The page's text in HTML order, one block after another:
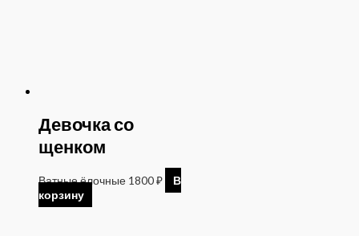
Девочка со
щенком
Ватные ёлочные 1800₽
В
корзину